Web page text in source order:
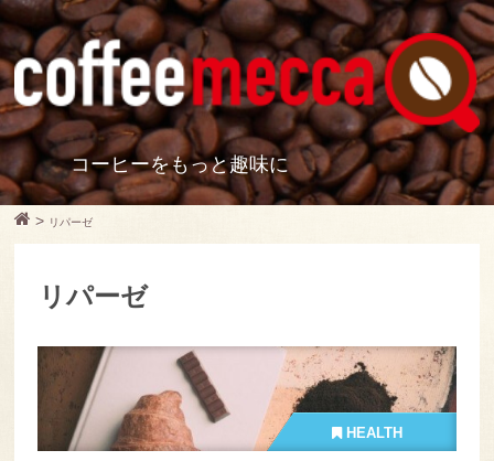
コーヒーをもっと趣味に
> リパーゼ
リパーゼ
HEALTH